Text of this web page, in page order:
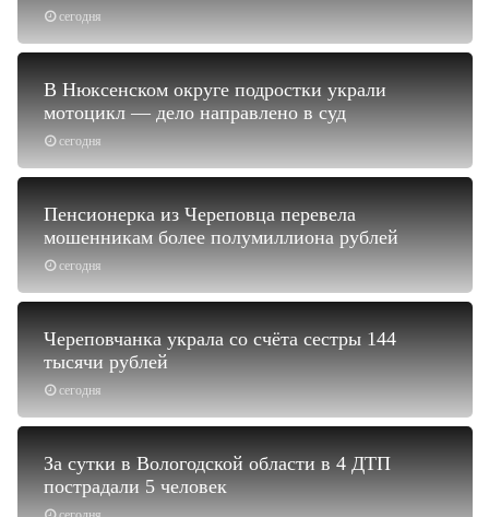
сегодня
сегодня
В Нюксенском округе подростки украли
мотоцикл — дело направлено в суд
сегодня
Пенсионерка из Череповца перевела
мошенникам более полумиллиона рублей
сегодня
Череповчанка украла со счёта сестры 144
тысячи рублей
За сутки в Вологодской области в 4 ДТП
пострадали 5 человек